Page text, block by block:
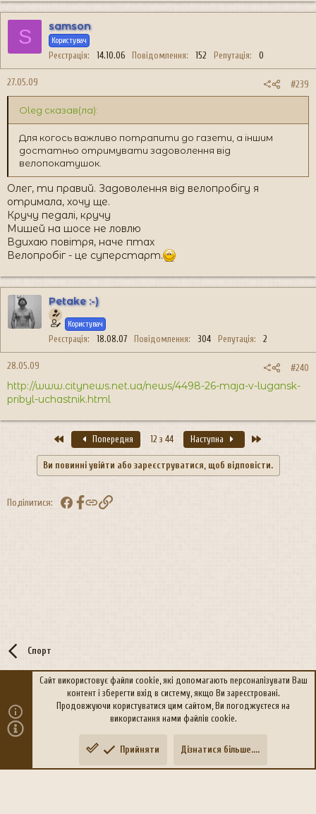
S samson
Користувач
Реєстрація 14.10.06 Повідомлення 152 Репутація 0
27.05.09 #239
Oleg сказав(ла):
Для когось важливо потрапити до газети, а іншим
достатньо отримувати задоволення від
велопокатушок.
Олег, ти правий. Задоволення від велопробігу я
отримала, хочу ще.
Кручу педалі, кручу
Мишей на шосе не ловлю
Вдихаю повітря, наче птах
Велопробіг - це суперстарт.
Petake :-)
Користувач
Реєстрація 18.08.07 Повідомлення 304 Репутація 2
28.05.09 #240
http://www.citynews.net.ua/news/4498-26-maja-v-lugansk-
pribyl-uchastnik.html
ПершийПопередня 12 з 44 Наступна
Ви повинні увійти або зареєструватися, щоб відповісти.
Поділитися: FacebookПосилання
Спорт
Політика конфіденційності Дoпoмoга
Community platform by XenForo
xen-foro.com.ua Зверху
Сайт використовує файли cookie, які допомагають персоналізувати Ваш
контент і зберегти вхід в систему, якщо Ви зареєстровані.
Продовжуючи користуватися цим сайтом, Ви погоджуєтеся на
використання нами файлів cookie.
Прийняти Дізнатися більше....